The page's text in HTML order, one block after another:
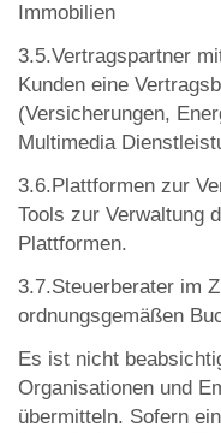
Immobilien
3.5.Vertragspartner
Kunden eine
(Versicherungen,
Multimedia
3.6.Plattformen zur
Tools zur Verwaltung
Plattformen.
3.7.Steuerberater im
ordnungsgemäßen
Es ist nicht
Organisationen und
übermitteln. Sofern